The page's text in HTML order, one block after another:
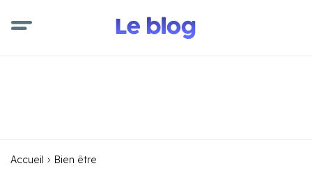
Accueil Bien être